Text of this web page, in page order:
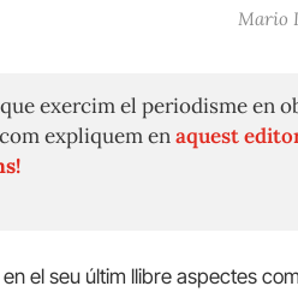
Mario
exercim el periodisme en
expliquem enaquest
el seu últim llibre aspectes